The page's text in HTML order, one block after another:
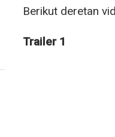
Berikut deretan
Trailer 1